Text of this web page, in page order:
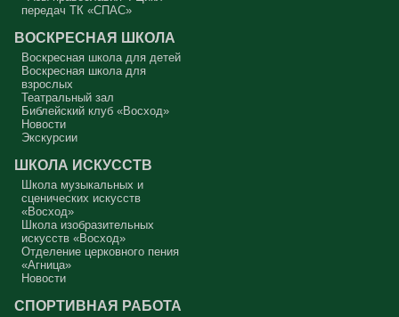
Совесть моя заморожена, снегом запорошена, и я себе нравлюсь,
как Ваня из сказки «Морозко»: «Какой я хороший! Милый!»
Сегодняшняя притча очень трудная. В ней хочется увидеть кого-то
другого, но не себя.
Вот с этим предлагается войти в сплошную неделю. Ещё раз:
сплошная неделя прошла, потом две мясопустные, третья –
Масленица, прощённое воскресенье. С чем я приду?
В нас должно быть внимание к тому, что время воздержания – это
дни для приготовления не только к Пасхе, а к Небесному Царству!
Это цель жизни. Я об этом забыл, я туда хочу, но я забыл. И я
сначала увидеть в себе этого урода, а потом начать с ним борьбу.
Аминь.
Протоиерей Андрей Алексеев
передач ТК «СПАС»
ВОСКРЕСНАЯ ШКОЛА
Воскресная школа для детей
Воскресная школа для
взрослых
Театральный зал
Библейский клуб «Восход»
Новости
Экскурсии
ШКОЛА ИСКУССТВ
Школа музыкальных и
сценических искусств
«Восход»
Школа изобразительных
искусств «Восход»
Отделение церковного пения
«Агница»
Новости
СПОРТИВНАЯ РАБОТА